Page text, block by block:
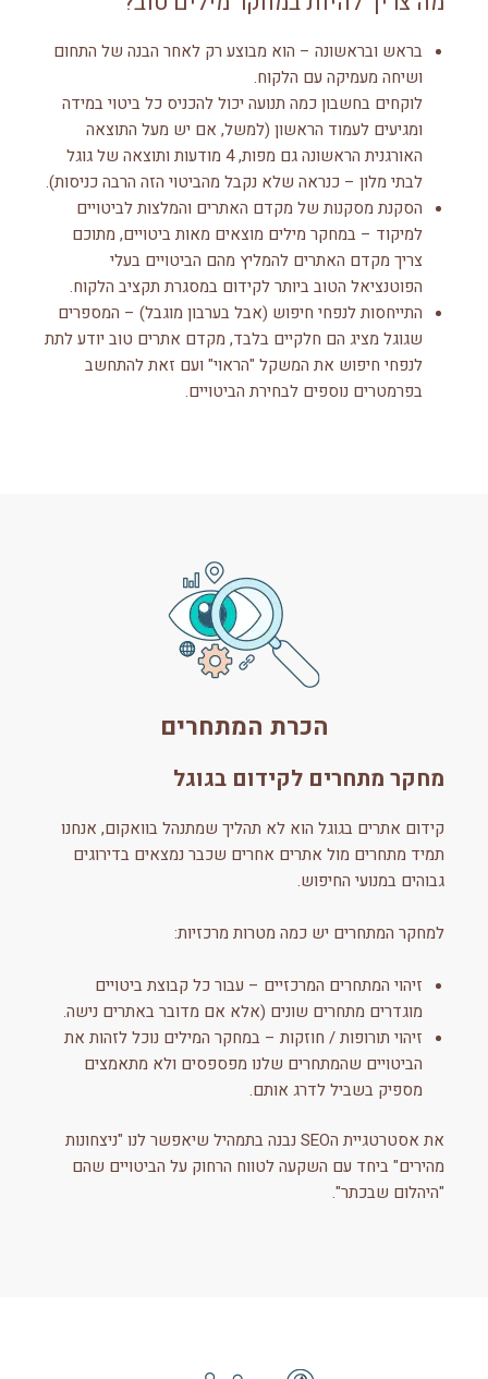
בראש ובראשונה – הוא מבוצע רק לאחר הבנה של התחום
ושיחה מעמיקה עם הלקוח.
לוקחים בחשבון כמה תנועה יכול להכניס כל ביטוי במידה
ומגיעים לעמוד הראשון (למשל, אם יש מעל התוצאה
האורגנית הראשונה גם מפות, 4 מודעות ותוצאה של גוגל
לבתי מלון – כנראה שלא נקבל מהביטוי הזה הרבה כניסות).
הסקנת מסקנות של מקדם האתרים והמלצות לביטויים
למיקוד – במחקר מילים מוצאים מאות ביטויים, מתוכם
צריך מקדם האתרים להמליץ מהם הביטויים בעלי
הפוטנציאל הטוב ביותר לקידום במסגרת תקציב הלקוח.
התייחסות לנפחי חיפוש (אבל בערבון מוגבל) – המספרים
שגוגל מציג הם חלקיים בלבד, מקדם אתרים טוב יודע לתת
לנפחי חיפוש את המשקל "הראוי" ועם זאת להתחשב
בפרמטרים נוספים לבחירת הביטויים.
הכרת המתחרים
מחקר מתחרים לקידום בגוגל
קידום אתרים בגוגל הוא לא תהליך שמתנהל בוואקום, אנחנו
תמיד מתחרים מול אתרים אחרים שכבר נמצאים בדירוגים
גבוהים במנועי החיפוש.
למחקר המתחרים יש כמה מטרות מרכזיות:
זיהוי המתחרים המרכזיים – עבור כל קבוצת ביטויים
מוגדרים מתחרים שונים (אלא אם מדובר באתרים נישה.
זיהוי תורופות / חוזקות – במחקר המילים נוכל לזהות את
הביטויים שהמתחרים שלנו מפספסים ולא מתאמצים
מספיק בשביל לדרג אותם.
את אסטרטגיית הSEO נבנה בתמהיל שיאפשר לנו "ניצחונות
מהירים" ביחד עם השקעה לטווח הרחוק על הביטויים שהם
"היהלום שבכתר".